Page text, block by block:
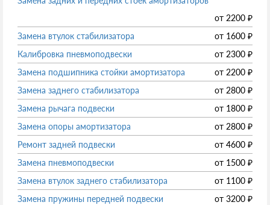
от 2200 ₽
Замена втулок стабилизатора
от 1600 ₽
Калибровка пневмоподвески
от 2300 ₽
Замена подшипника стойки амортизатора
от 2200 ₽
Замена заднего стабилизатора
от 2800 ₽
Замена рычага подвески
от 1800 ₽
Замена опоры амортизатора
от 2800 ₽
Ремонт задней подвески
от 4600 ₽
Замена пневмоподвески
от 1500 ₽
Замена втулок заднего стабилизатора
от 1100 ₽
Замена пружины передней подвески
от 3200 ₽